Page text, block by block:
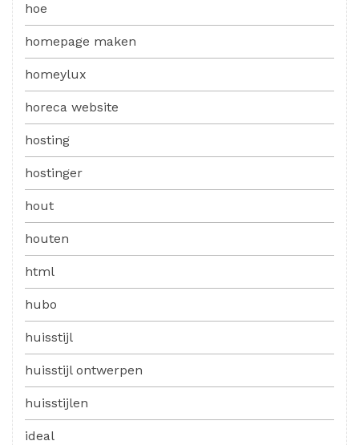
hoe
homepage maken
homeylux
horeca website
hosting
hostinger
hout
houten
html
hubo
huisstijl
huisstijl ontwerpen
huisstijlen
ideal